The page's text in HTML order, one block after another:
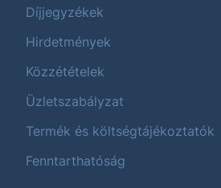
Díjjegyzékek
Hirdetmények
Közzétételek
Üzletszabályzat
Termék és költségtájékoztatók
Fenntarthatóság